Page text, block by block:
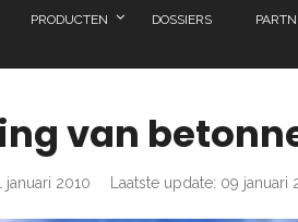
PRODUCTEN DOSSIERS
van
januari 2010 Laatste update: 09 januari